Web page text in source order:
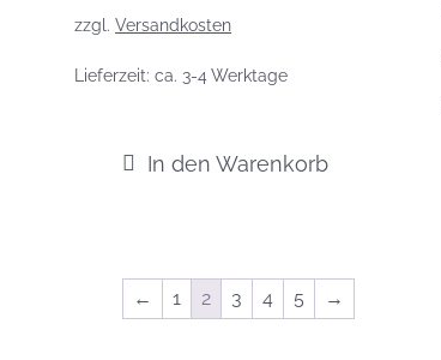
zzgl.Versandkosten
Lieferzeit:ca. 3-4 Werktage
In den Warenkorb
← 1 2 3 4 5 →